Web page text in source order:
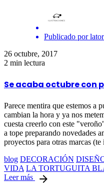
Publicado por
26 octubre, 2017
2 min lectura
Se acaba octubre con
Parece mentira que estemos a
cambian la hora y ya nos
cuesta creerlo con este
a tope preparando novedades
proyectos para otras marcas
blog DECORACIÓN
VIDA LA TORTUGUITA
Leer más